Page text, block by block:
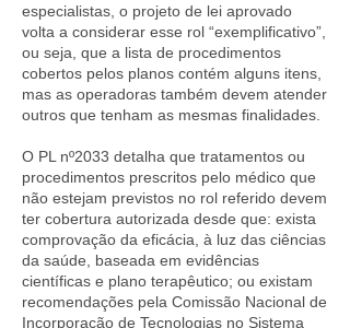
especialistas, o projeto de lei aprovado
volta a considerar esse rol “exemplificativo”,
ou seja, que a lista de procedimentos
cobertos pelos planos contém alguns itens,
mas as operadoras também devem atender
outros que tenham as mesmas finalidades.
O PL nº2033 detalha que tratamentos ou
procedimentos prescritos pelo médico que
não estejam previstos no rol referido devem
ter cobertura autorizada desde que: exista
comprovação da eficácia, à luz das ciências
da saúde, baseada em evidências
científicas e plano terapêutico; ou existam
recomendações pela Comissão Nacional de
Incorporação de Tecnologias no Sistema